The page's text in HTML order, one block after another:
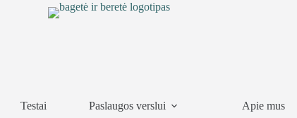
Testai Paslaugos verslui Apie mus